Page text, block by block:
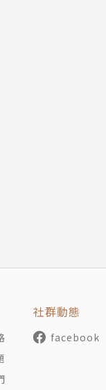
（從人間副刊編
等。
社群動態
facebook